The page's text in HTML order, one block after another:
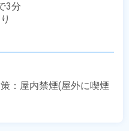
3分
：屋内禁煙(屋外に喫煙